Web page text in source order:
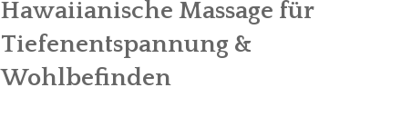
Hawaiianische Massage für
Tiefenentspannung &
Wohlbefinden